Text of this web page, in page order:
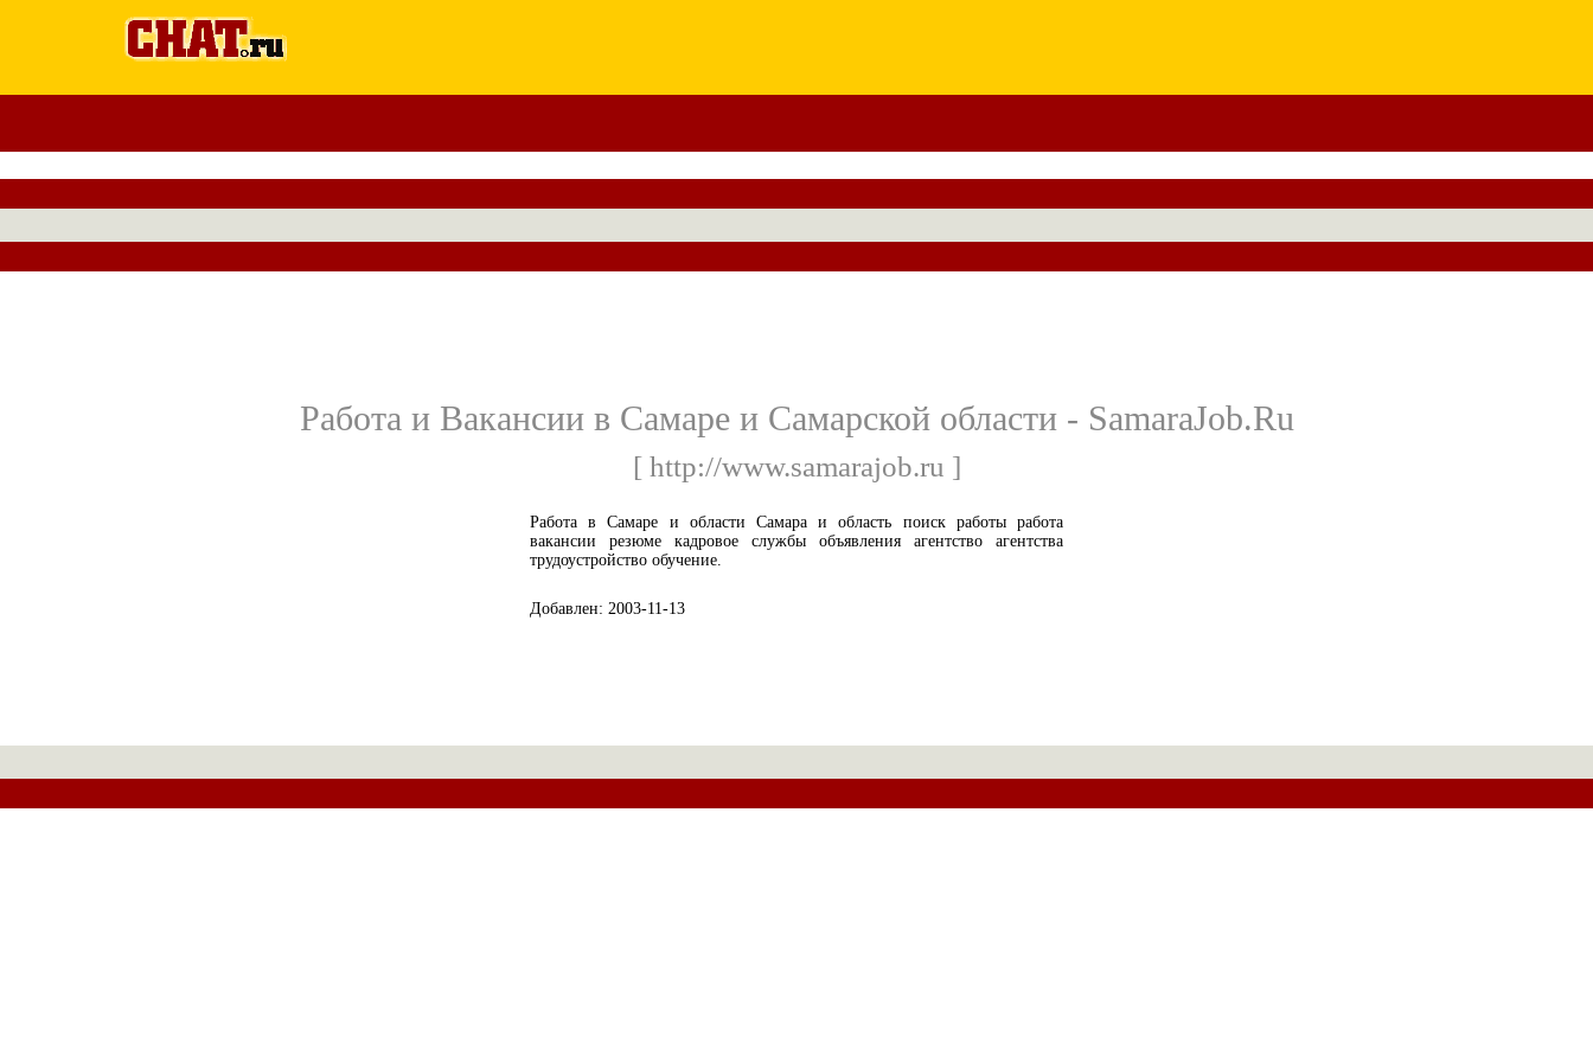
Работа и Вакансии в Самаре и Самарской области - SamaraJob.Ru
[ http://www.samarajob.ru ]
Работа в Самаре и области Самара и область поиск работы работа
вакансии резюме кадровое службы объявления агентство агентства
трудоустройство обучение.
Добавлен: 2003-11-13